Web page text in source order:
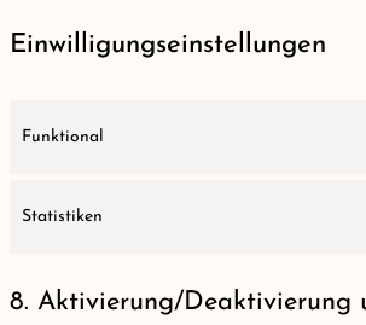
Einwilligungseinstellungen
Funktional
Statistiken
8. Aktivierung/Deaktivierung